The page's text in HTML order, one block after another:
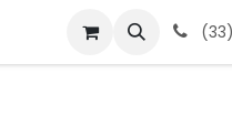
Términos y condiciones